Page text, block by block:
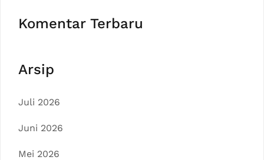
Komentar Terbaru
Arsip
Juli 2026
Juni 2026
Mei 2026